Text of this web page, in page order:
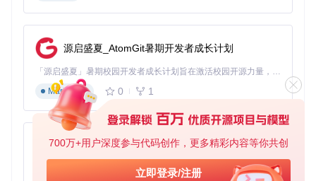
700万+用户深度参与代码创作，更多精彩内容等你共创
立即登录/注册
源启盛夏_AtomGit暑期开发者成长计划
「源启盛夏」暑期校园开发者成长计划旨在激活校园开源力量，通过积分激励、认证扶持、资源倾斜等形式，引导高校组织和开发者完成「入驻 — 建项目 — 做贡献 — 获认证 — 得资源」的完整闭环。无论你是想带领社团入驻平台的组织者，还是希望用代码贡献证明自己的开发者，都能在这里找到属于你的成长路径。
Markdown
0 1
py-xiaozhi
基于Python的Xiaozhi AI，适用于想要完整Xiaozhi体验而无需拥有专用硬件的用户。